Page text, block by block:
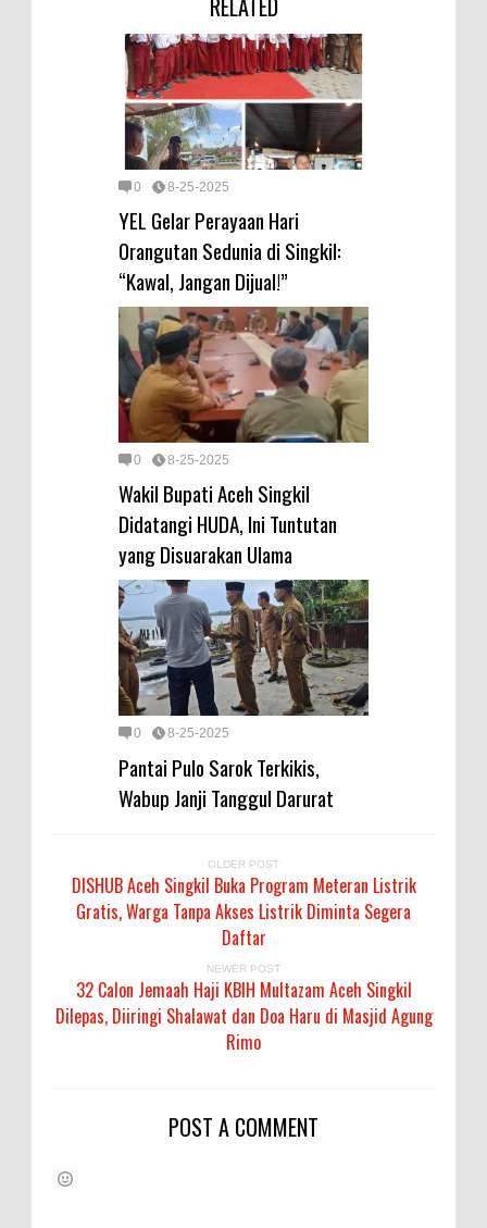
0 8-25-2025
YEL Gelar Perayaan Hari
Orangutan Sedunia di Singkil:
“Kawal, Jangan Dijual!”
0 8-25-2025
Wakil Bupati Aceh Singkil
Didatangi HUDA, Ini Tuntutan
yang Disuarakan Ulama
0 8-25-2025
Pantai Pulo Sarok Terkikis,
Wabup Janji Tanggul Darurat
OLDER POST
DISHUB Aceh Singkil Buka Program Meteran Listrik
Gratis, Warga Tanpa Akses Listrik Diminta Segera
Daftar
NEWER POST
32 Calon Jemaah Haji KBIH Multazam Aceh Singkil
Dilepas, Diiringi Shalawat dan Doa Haru di Masjid Agung
Rimo
POST A COMMENT